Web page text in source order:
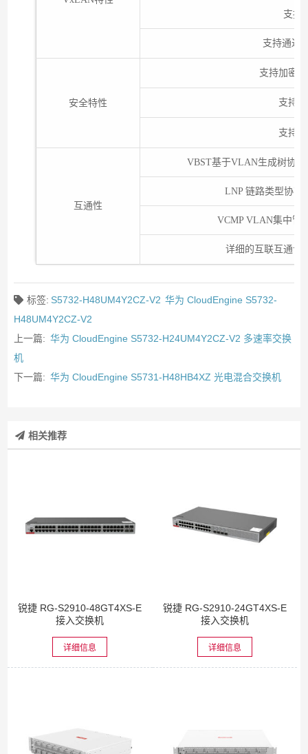
支持
支持通过
安全特性
支持加密
支持
支持
互通性
VBST基于VLAN生成树协议
LNP 链路类型协商
VCMP VLAN集中管
详细的互联互通认
标签: S5732-H48UM4Y2CZ-V2 华为 CloudEngine S5732-
H48UM4Y2CZ-V2
上一篇: 华为 CloudEngine S5732-H24UM4Y2CZ-V2 多速率交换
机
下一篇: 华为 CloudEngine S5731-H48HB4XZ 光电混合交换机
相关推荐
锐捷 RG-S2910-48GT4XS-E
接入交换机
详细信息
锐捷 RG-S2910-24GT4XS-E
接入交换机
详细信息